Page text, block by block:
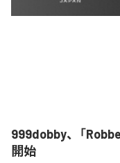
999dobby、「
開始